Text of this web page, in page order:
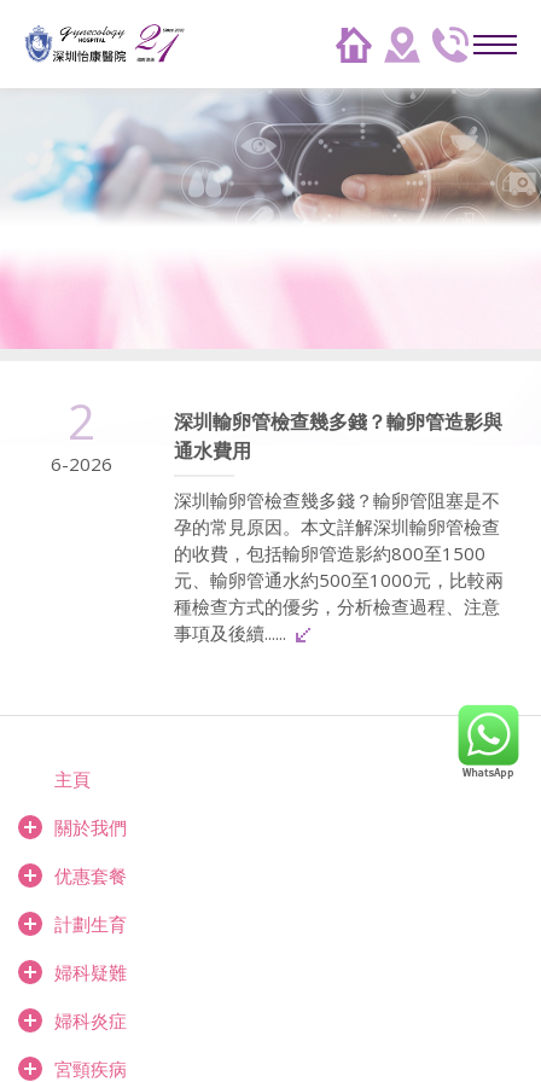
2
6-2026
深圳輸卵管檢查幾多錢？輸卵管造影與
通水費用
深圳輸卵管檢查幾多錢？輸卵管阻塞是不
孕的常見原因。本文詳解深圳輸卵管檢查
的收費，包括輸卵管造影約800至1500
元、輸卵管通水約500至1000元，比較兩
種檢查方式的優劣，分析檢查過程、注意
事項及後續......
主頁
關於我們
优惠套餐
計劃生育
婦科疑難
婦科炎症
宮頸疾病